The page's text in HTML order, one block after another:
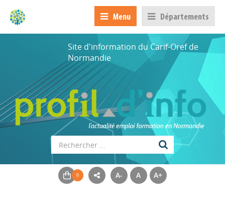
Menu Départements
Site d'information du Carif-Oref de
Normandie
A- A A+